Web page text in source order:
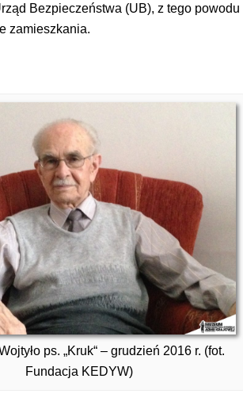
Bezpieczeństwa (UB), z tego powodu
zamieszkania.
ps. „Kruk“ – grudzień 2016 r. (fot.
Fundacja KEDYW)